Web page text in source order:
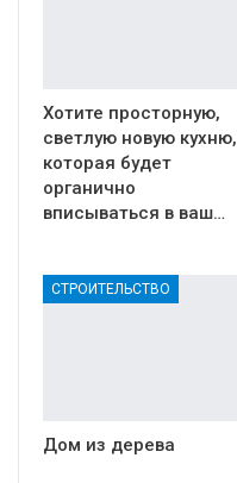
Хотите просторную,
светлую новую кухню,
которая будет
органично
вписываться в ваш…
СТРОИТЕЛЬСТВО
Дом из дерева